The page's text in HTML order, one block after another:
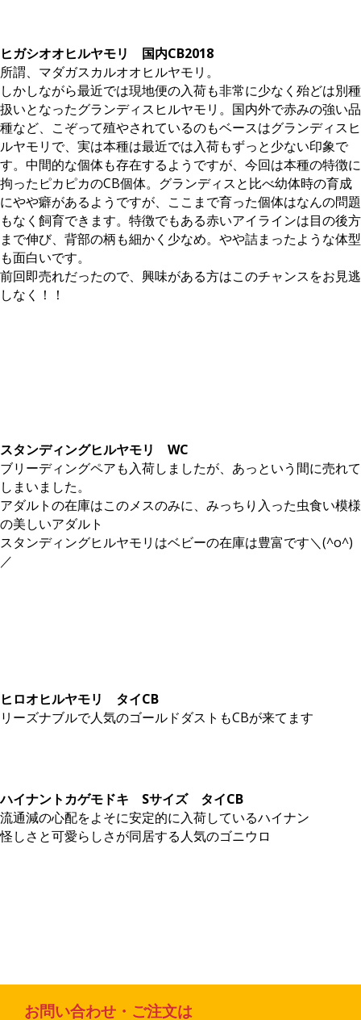
ヒガシオオヒルヤモリ
国内CB2018
所謂、マダガスカルオオヒルヤモリ。
しかしながら最近では現地便の入荷も非常に少なく殆どは別種
扱いとなったグランディスヒルヤモリ。国内外で赤みの強い品
種など、こぞって殖やされているのもベースはグランディスヒ
ルヤモリで、実は本種は最近では入荷もずっと少ない印象で
す。中間的な個体も存在するようですが、今回は本種の特徴に
拘ったピカピカのCB個体。グランディスと比べ幼体時の育成
にやや癖があるようですが、ここまで育った個体はなんの問題
もなく飼育できます。特徴でもある赤いアイラインは目の後方
まで伸び、背部の柄も細かく少なめ。やや詰まったような体型
も面白いです。
前回即売れだったので、興味がある方はこのチャンスをお見逃
しなく！！
スタンディングヒルヤモリ
WC
ブリーディングペアも入荷しましたが、あっという間に売れて
しまいました。
アダルトの在庫はこのメスのみに、みっちり入った虫食い模様
の美しいアダルト
スタンディングヒルヤモリはベビーの在庫は豊富です＼(^o^)
／
ヒロオヒルヤモリ タイCB
リーズナブルで人気のゴールドダストもCBが来てます
ハイナントカゲモドキ Sサイズ
タイCB
流通減の心配をよそに安定的に入荷しているハイナン
怪しさと可愛らしさが同居する人気のゴニウロ
お問い合わせ・ご注文は